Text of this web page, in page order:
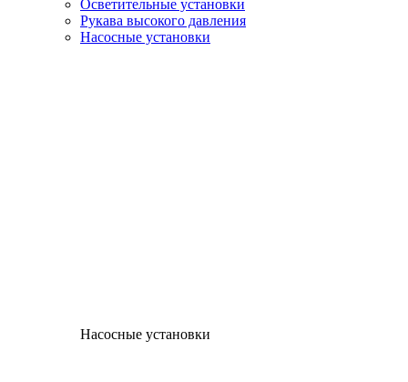
Осветительные установки
Рукава высокого давления
Насосные установки
Насосные установки